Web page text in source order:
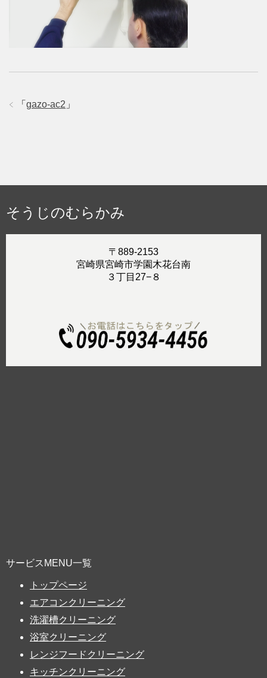
「 gazo-ac2 」
そうじのむらかみ
〒889-2153
宮崎県宮崎市学園木花台南
３丁目27−８
サービスMENU一覧
トップページ
エアコンクリーニング
洗濯槽クリーニング
浴室クリーニング
レンジフードクリーニング
キッチンクリーニング